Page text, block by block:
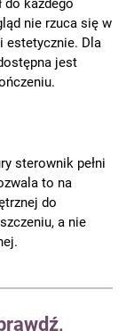
nie rzuca się w
estetycznie. Dla
jest
sterownik pełni
to na
do
a nie